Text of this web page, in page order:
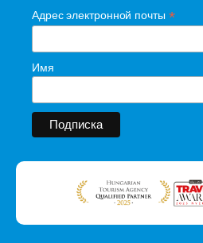
Адрес электронной почты *
Имя